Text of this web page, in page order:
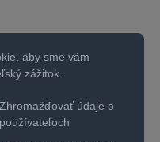
aby sme vám
zážitok.
Zhromažďovať údaje o
používateľoch